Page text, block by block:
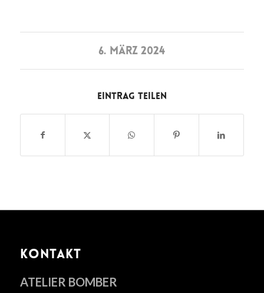
6. MÄRZ 2024
Eintrag teilen
KONTAKT
ATELIER BOMBER